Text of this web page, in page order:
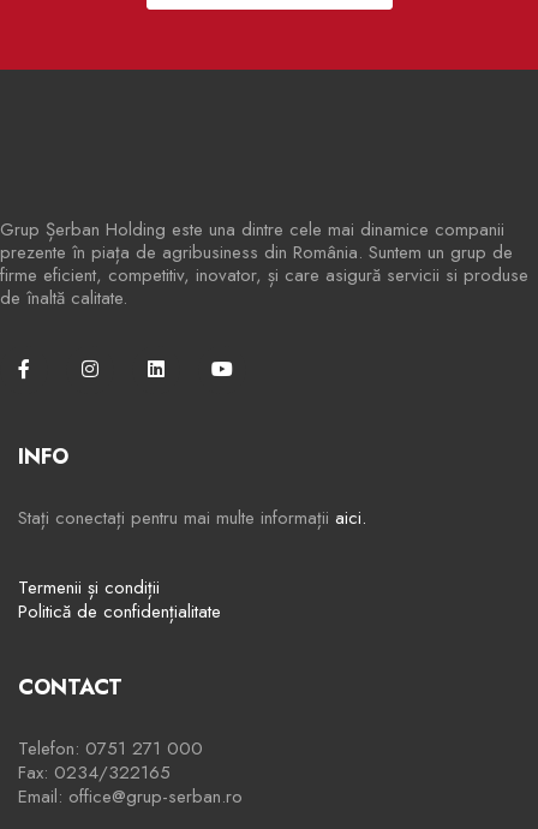
Grup Șerban Holding este una dintre cele mai dinamice companii
prezente în piața de agribusiness din România. Suntem un grup de
firme eficient, competitiv, inovator, și care asigură servicii si produse
de înaltă calitate.
INFO
Stați conectați pentru mai multe informații aici.
Termenii și condiții
Politică de confidențialitate
CONTACT
Telefon: 0751 271 000
Fax: 0234/322165
Email: office@grup-serban.ro